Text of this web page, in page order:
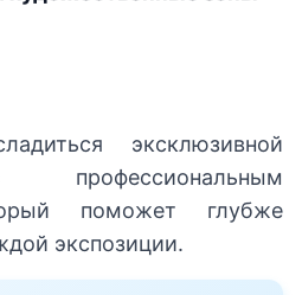
эксклюзивной
поможет глубже
экспозиции.